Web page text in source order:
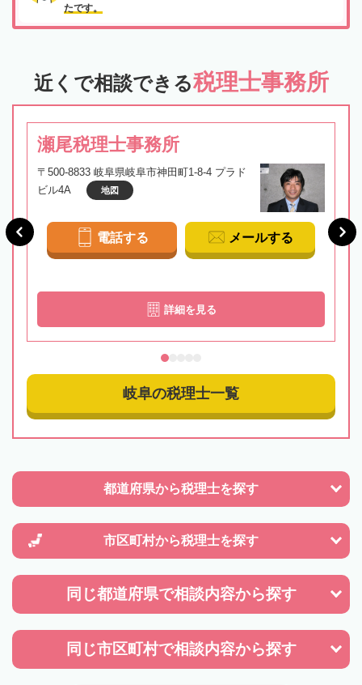
たです。
近くで相談できる税理士事務所
瀬尾税理士事務所
〒500-8833 岐阜県岐阜市神田町1-8-4 プラド
ビル4A
地図
電話する メールする
詳細を見る
岐阜の税理士一覧
都道府県から税理士を探す
市区町村から税理士を探す
同じ都道府県で相談内容から探す
同じ市区町村で相談内容から探す